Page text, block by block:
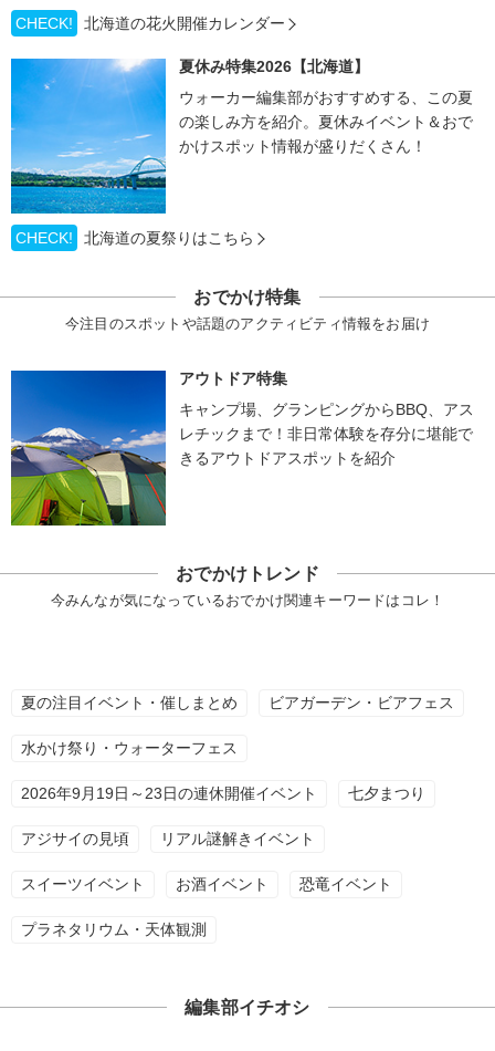
CHECK!
北海道の花火開催カレンダー
夏休み特集2026【北海道】
ウォーカー編集部がおすすめする、この夏
の楽しみ方を紹介。夏休みイベント＆おで
かけスポット情報が盛りだくさん！
CHECK! 北海道の夏祭りはこちら
おでかけ特集
今注目のスポットや話題のアクティビティ情報をお届け
アウトドア特集
キャンプ場、グランピングからBBQ、アス
レチックまで！非日常体験を存分に堪能で
きるアウトドアスポットを紹介
おでかけトレンド
今みんなが気になっているおでかけ関連キーワードはコレ！
夏の注目イベント・催しまとめ ビアガーデン・ビアフェス
水かけ祭り・ウォーターフェス
2026年9月19日～23日の連休開催イベント 七夕まつり
アジサイの見頃 リアル謎解きイベント
スイーツイベント お酒イベント 恐竜イベント
プラネタリウム・天体観測
編集部イチオシ